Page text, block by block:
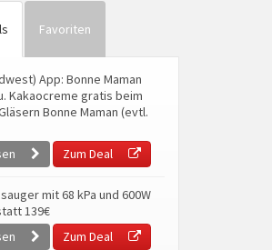
Favoriten
App: Bonne Maman
Kakaocreme gratis beim
Bonne Maman (evtl.
Zum Deal
mit 68 kPa und 600W
139€
Zum Deal